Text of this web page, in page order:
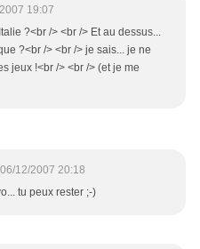
19:07
?<br /> <br /> Et au dessus...
?<br /> <br /> je sais... je ne
jeux !<br /> <br /> (et je me
06/12/2007 20:18
tu peux rester ;-)